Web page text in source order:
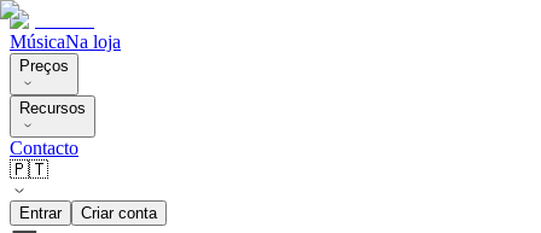
MúsicaNa loja
Preços
Recursos
Contacto
🇵🇹
Entrar Criar conta